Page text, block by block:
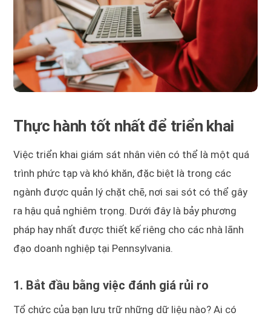
Thực hành tốt nhất để triển khai
Việc triển khai giám sát nhân viên có thể là một quá
trình phức tạp và khó khăn, đặc biệt là trong các
ngành được quản lý chặt chẽ, nơi sai sót có thể gây
ra hậu quả nghiêm trọng. Dưới đây là bảy phương
pháp hay nhất được thiết kế riêng cho các nhà lãnh
đạo doanh nghiệp tại Pennsylvania.
1. Bắt đầu bằng việc đánh giá rủi ro
Tổ chức của bạn lưu trữ những dữ liệu nào? Ai có